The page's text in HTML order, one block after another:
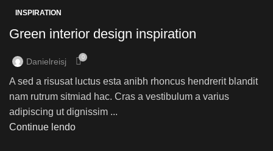
INSPIRATION
Green interior design inspiration
Danielreisj 0
A sed a risusat luctus esta anibh rhoncus hendrerit blandit
nam rutrum sitmiad hac. Cras a vestibulum a varius
adipiscing ut dignissim ...
Continue lendo